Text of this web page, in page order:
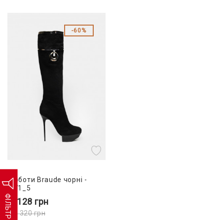
ФІЛЬТР
60%
Чоботи Braude чорні -
771_5
4 128 грн
10 320грн